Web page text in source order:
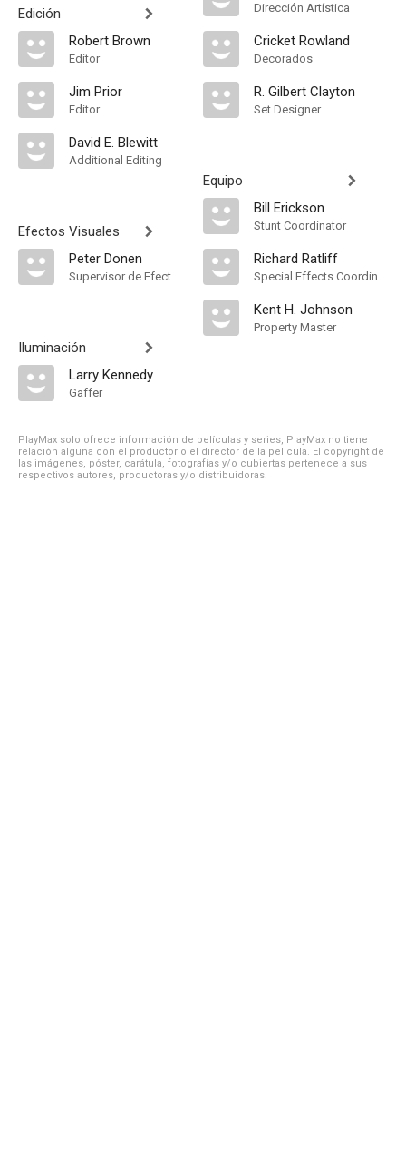
Edición
Robert Brown
Editor
Jim Prior
Editor
David E. Blewitt
Additional Editing
Efectos Visuales
Peter Donen
Supervisor de Efectos Visuales
Iluminación
Larry Kennedy
Gaffer
Dirección Artística
Cricket Rowland
Decorados
R. Gilbert Clayton
Set Designer
Equipo
Bill Erickson
Stunt Coordinator
Richard Ratliff
Special Effects Coordinator
Kent H. Johnson
Property Master
PlayMax solo ofrece información de películas y series, PlayMax no tiene
relación alguna con el productor o el director de la película. El copyright de
las imágenes, póster, carátula, fotografías y/o cubiertas pertenece a sus
respectivos autores, productoras y/o distribuidoras.